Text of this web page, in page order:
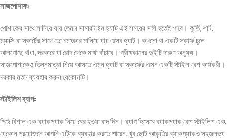
সাজপোশাকঃ
পোশাকের সাথে মানিয়ে যায় তেমন সামারটাইম হ্যাট এই সময়ের সঙ্গী হতেই পারে। কুর্তি, শার্ট,
ম্যাক্সি বা স্কার্টের সাথে তো চমৎকার মানিয়ে যায় এসব হ্যাট। কখনো বা একটি স্কার্ফ চুলে
আলগোছে বাঁধা, দরকারে যা রোদ থেকে মাথা বাঁচাবে। গ্রীষ্মকালের দুইটি দারুণ অনুষঙ্গ।
সাজপোশাকেও ভিন্নমাত্রা নিয়ে আসতে এমন হ্যাট বা স্কার্ফের এমন একটি স্টাইল বেশ কার্যকরী।
দরকার মতন ব্যবহার করুন যেকোনটি।
স্টাইলিশ ব্যাগঃ
পিঠে বিশাল এক ব্যাকপ্যাক নিয়ে বের হওয়া বাদ দিন। ব্যাগ হিসেবে ব্যাকপ্যাক বেশ স্টাইলিশ এবং
যেকোন প্রয়োজনে আপনি এটিকে ব্যবহার করতে পারেন, খুব ছোট আকৃতির ব্যাকপ্যাকও সহজলভ্য